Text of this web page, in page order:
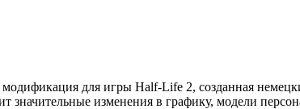
для игры Half-Life 2, созданная
значительные изменения в графику, модели